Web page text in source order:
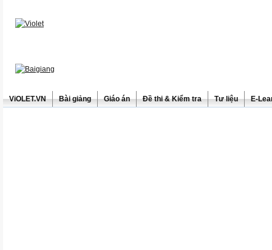
ViOLET.VN Bài giảng Giáo án Đề thi & Kiểm tra Tư liệu E-